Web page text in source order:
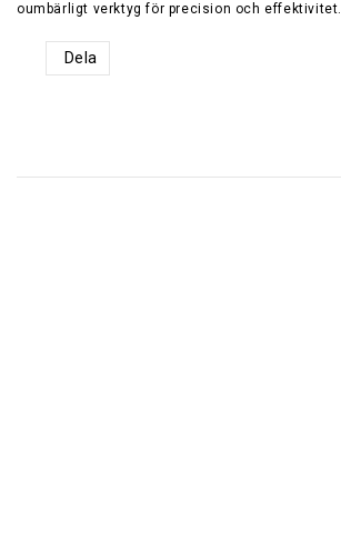
oumbärligt verktyg för precision och effektivitet.
Dela